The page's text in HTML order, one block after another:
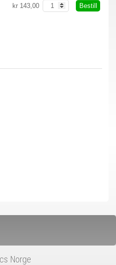
kr 143,00 Bestill
Norge